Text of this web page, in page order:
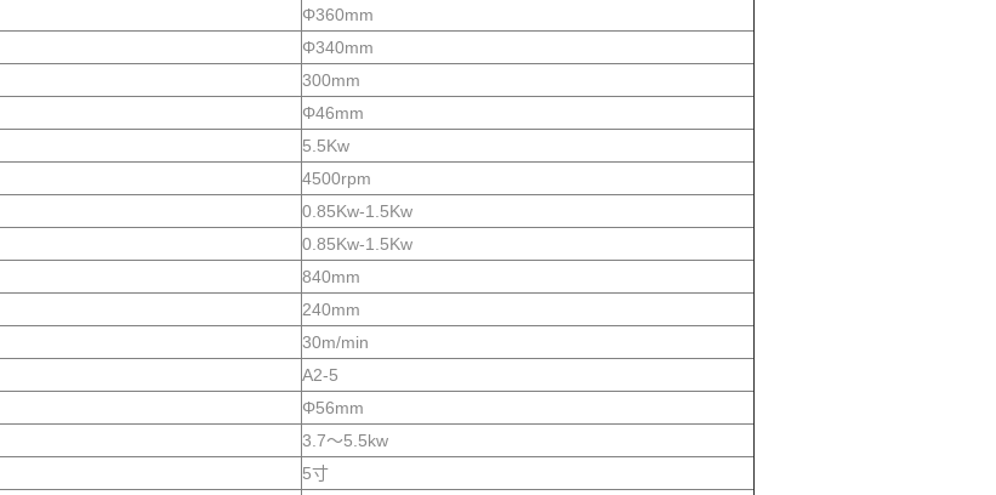
Φ360mm
Φ340mm
300mm
Φ46mm
5.5Kw
4500rpm
0.85Kw-1.5Kw
0.85Kw-1.5Kw
840mm
240mm
30m/min
A2-5
Φ56mm
3.7～5.5kw
5寸